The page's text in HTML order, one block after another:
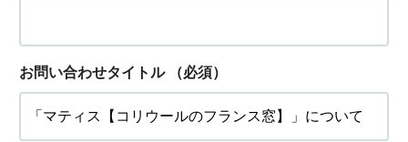
お問い合わせタイトル （必須）